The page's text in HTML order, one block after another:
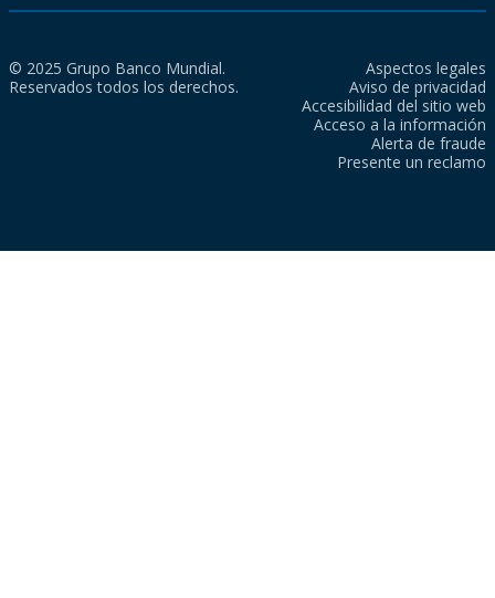
© 2025 Grupo Banco Mundial.
Reservados todos los derechos.
Aspectos legales
Aviso de privacidad
Accesibilidad del sitio web
Acceso a la información
Alerta de fraude
Presente un reclamo